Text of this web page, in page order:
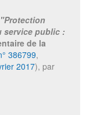
"Protection
service public :
de la
386799,
2017), par